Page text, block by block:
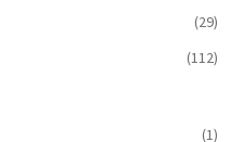
(29)
(112)
(1)